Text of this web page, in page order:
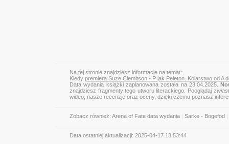
Na tej stronie znajdziesz informacje na temat:
Kiedy premiera Suze Clemitson - P jak Peleton. Kolarstwo od A
Data wydania książki zaplanowana została na 23.04.2025.
znajdziesz fragmenty tego utworu literackiego. Pooglądaj
wideo, nasze recenzje oraz oceny, dzięki czemu poznasz
Zobacz również: Arena of Fate data wydania Sarke - Bogefod
Data ostatniej aktualizacji: 2025-04-17 13:53:44